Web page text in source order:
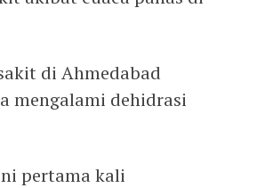
di Ahmedabad
mengalami dehidrasi
pertama kali